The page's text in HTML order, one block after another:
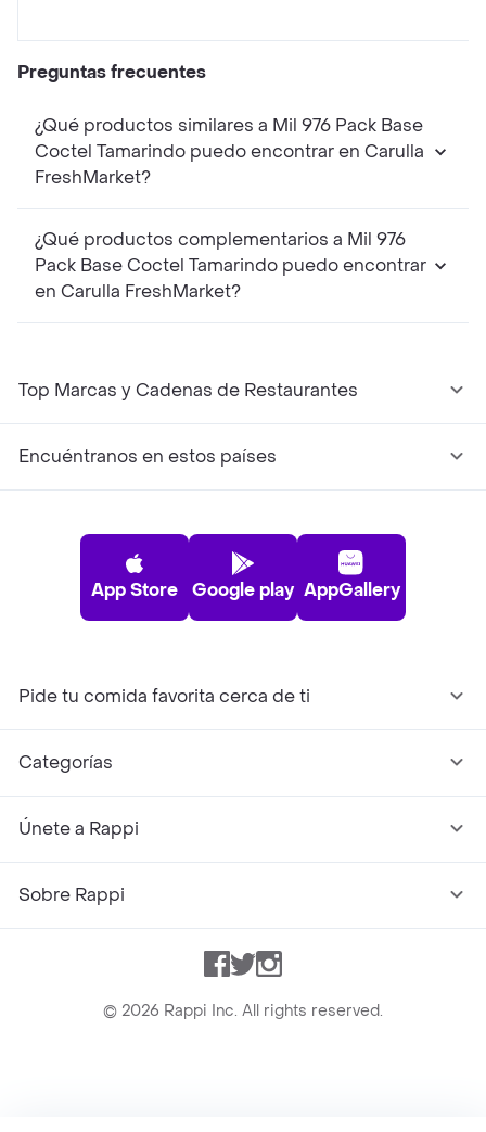
Preguntas frecuentes
¿Qué productos similares a Mil 976 Pack Base
Coctel Tamarindo puedo encontrar en Carulla
FreshMarket?
¿Qué productos complementarios a Mil 976
Pack Base Coctel Tamarindo puedo encontrar
en Carulla FreshMarket?
Top Marcas y Cadenas de Restaurantes
Encuéntranos en estos países
App Store Google play AppGallery
Pide tu comida favorita cerca de ti
Categorías
Únete a Rappi
Sobre Rappi
Facebook
TwitterInstagram
© 2026 Rappi Inc. All rights reserved.